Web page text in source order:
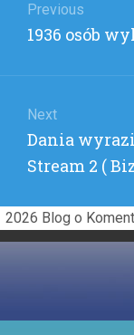
wpisu
Previous
Previous
1936 osób
Next
Next
post:
Dania
Stream 2 (
2026 Blog o